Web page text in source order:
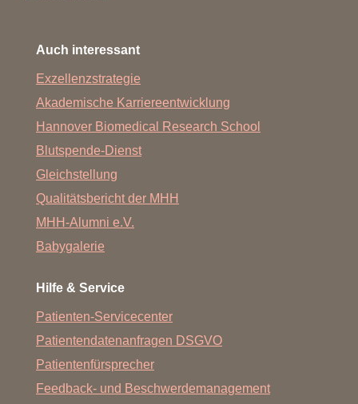
Auch interessant
Exzellenzstrategie
Akademische Karriereentwicklung
Hannover Biomedical Research School
Blutspende-Dienst
Gleichstellung
Qualitätsbericht der MHH
MHH-Alumni e.V.
Babygalerie
Hilfe & Service
Patienten-Servicecenter
Patientendatenanfragen DSGVO
Patientenfürsprecher
Feedback- und Beschwerdemanagement